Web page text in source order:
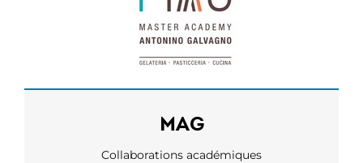
MAG
Collaborations académiques